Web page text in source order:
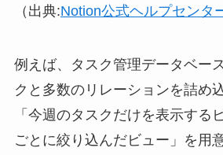
（出典:Notion公式ヘルプセンタ
例えば、タスク管理データベー
クと多数のリレーションを詰め
「今週のタスクだけを表示する
ごとに絞り込んだビュー」を用